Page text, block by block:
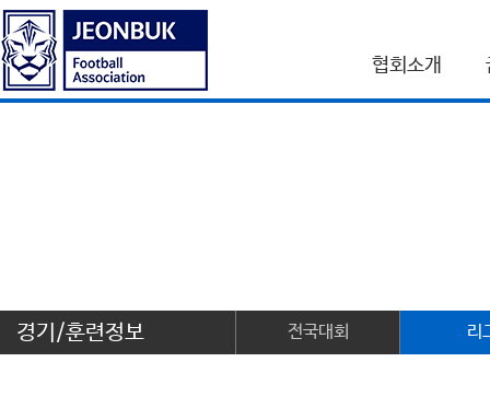
협회소개
경기/훈련정보 전국대회 리